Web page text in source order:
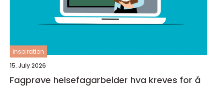
inspiration
15. July 2026
Fagprøve helsefagarbeider hva kreves for å